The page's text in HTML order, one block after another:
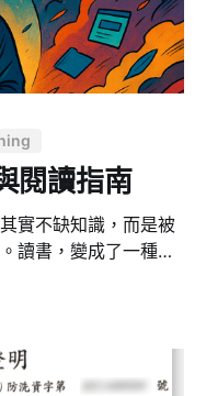
可以讓他一個人做過
方向感一定要自己負
閱讀指南
實不缺知識，而是被
讀書，變成了一種心
。他們的書桌上堆著
書與閱讀。 本篇
書在等著他》的啟